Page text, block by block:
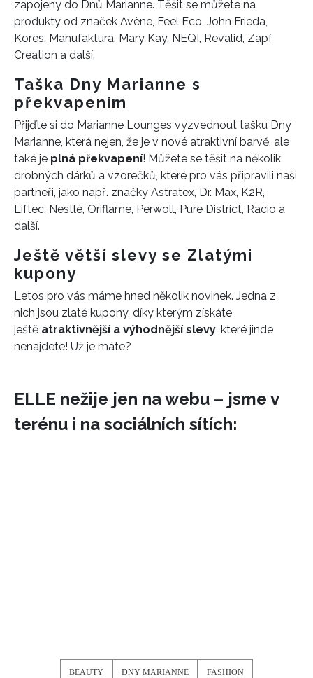
INFORMACE
zapojeny do Dnů Marianne. Těšit se můžete na
produkty od značek Avène, Feel Eco, John Frieda,
Kores, Manufaktura, Mary Kay, NEQI, Revalid, Zapf
Creation a další.
Taška Dny Marianne s
překvapením
Přijďte si do Marianne Lounges vyzvednout tašku Dny
Marianne, která nejen, že je v nové atraktivní barvě, ale
také je plná překvapení! Můžete se těšit na několik
drobných dárků a vzorečků, které pro vás připravili naši
partneři, jako např. značky Astratex, Dr. Max, K2R,
Liftec, Nestlé, Oriflame, Perwoll, Pure District, Racio a
další.
Ještě větší slevy se Zlatými
kupony
Letos pro vás máme hned několik novinek. Jedna z
nich jsou zlaté kupony, díky kterým získáte
ještě atraktivnější a výhodnější slevy, které jinde
nenajdete! Už je máte?
ELLE nežije jen na webu – jsme v
terénu i na sociálních sítích:
BEAUTY DNY MARIANNE FASHION